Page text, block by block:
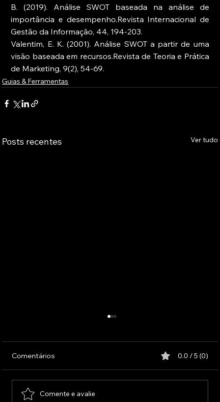
B. (2019). Análise SWOT baseada na análise de
importância e desempenho.Revista Internacional de
Gestão da Informação, 44, 194-203.
Valentim, E. K. (2001). Análise SWOT a partir de uma
visão baseada em recursos.Revista de Teoria e Prática
de Marketing, 9(2), 54-69.
Guias & Ferramentas
Posts recentes Ver tudo
Comentários 0.0 / 5 (0)
Comente e avalie